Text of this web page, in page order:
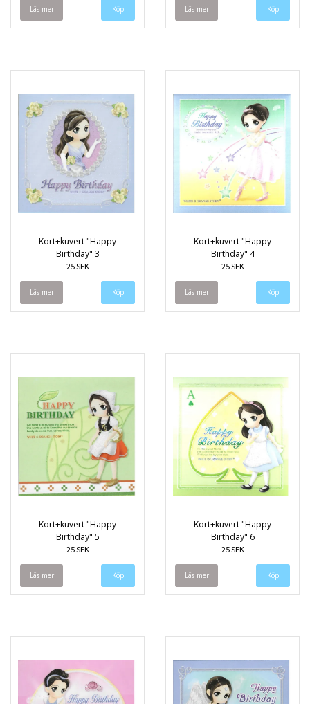
Läs mer Läs mer
Kort+kuvert "Happy
Birthday" 3
25 SEK
Läs mer
Kort+kuvert "Happy
Birthday" 4
25 SEK
Läs mer
Kort+kuvert "Happy
Birthday" 5
25 SEK
Läs mer
Kort+kuvert "Happy
Birthday" 6
25 SEK
Läs mer